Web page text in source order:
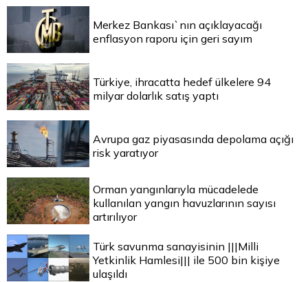
Merkez Bankası`nın açıklayacağı
enflasyon raporu için geri sayım
Türkiye, ihracatta hedef ülkelere 94
milyar dolarlık satış yaptı
Avrupa gaz piyasasında depolama açığı
risk yaratıyor
Orman yangınlarıyla mücadelede
kullanılan yangın havuzlarının sayısı
artırılıyor
Türk savunma sanayisinin |||Milli
Yetkinlik Hamlesi||| ile 500 bin kişiye
ulaşıldı